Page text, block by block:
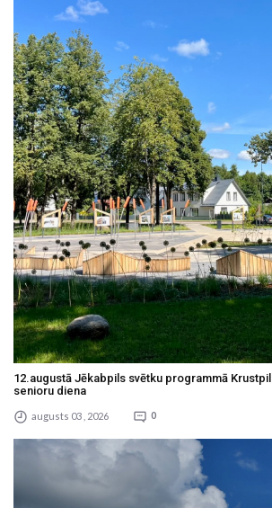
12.augustā Jēkabpils svētku programmā
senioru diena
augusts 03 , 2026 0